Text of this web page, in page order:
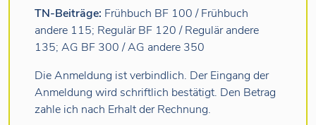
TN-Beiträge: Frühbuch BF 100 / Frühbuch
andere 115; Regulär BF 120 / Regulär andere
135; AG BF 300 / AG andere 350
Die Anmeldung ist verbindlich. Der Eingang der
Anmeldung wird schriftlich bestätigt. Den Betrag
zahle ich nach Erhalt der Rechnung.